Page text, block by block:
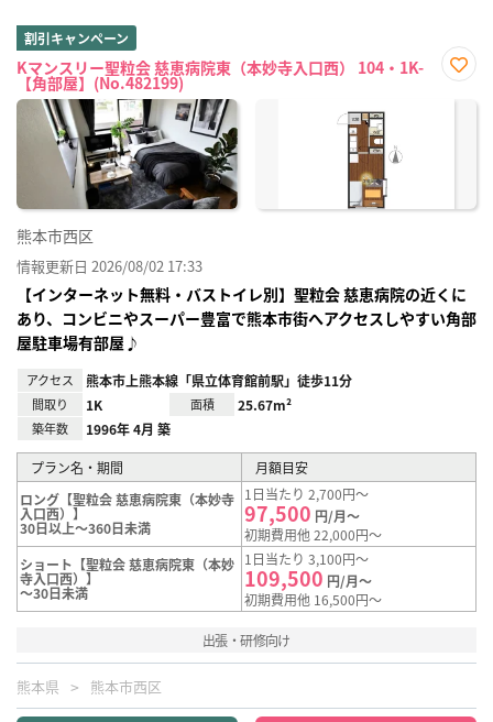
割引キャンペーン
Kマンスリー聖粒会 慈恵病院東（本妙寺入口西） 104・1K-
【角部屋】(No.482199)
に入
熊本市西区
情報更新日 2026/08/02 17:33
【インターネット無料・バストイレ別】聖粒会 慈恵病院の近くに
あり、コンビニやスーパー豊富で熊本市街へアクセスしやすい角部
屋駐車場有部屋♪
アクセス 熊本市上熊本線「県立体育館前駅」徒歩11分
間取り 1K 面積 25.67m²
築年数 1996年 4月 築
プラン名・期間
月額目安
ロング【聖粒会 慈恵病院東（本妙寺
入口西）】
30日以上～360日未満
1日当たり 2,700円～
97,500 円/月～
初期費用他 22,000円～
ショート【聖粒会 慈恵病院東（本妙
寺入口西）】
～30日未満
1日当たり 3,100円～
109,500 円/月～
初期費用他 16,500円～
出張・研修向け
熊本県 熊本市西区